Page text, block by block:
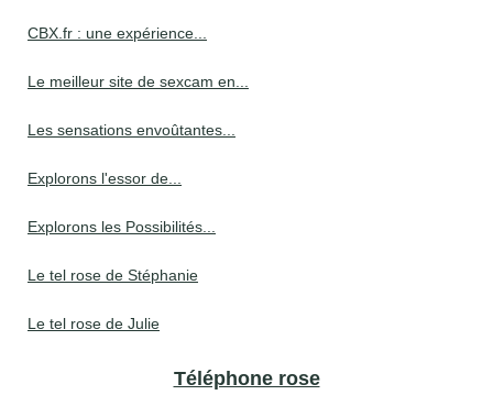
CBX.fr : une expérience...
Le meilleur site de sexcam en...
Les sensations envoûtantes...
Explorons l'essor de...
Explorons les Possibilités...
Le tel rose de Stéphanie
Le tel rose de Julie
Téléphone rose